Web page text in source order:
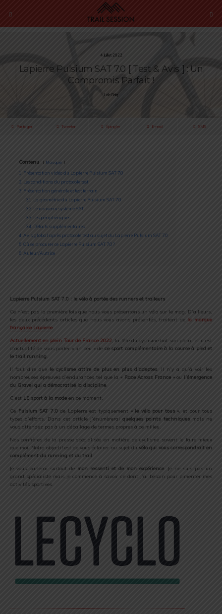
4 Juillet 2022
Lapierre Pulsium SAT 7.0 [ Test & Avis ] : Un
Compromis Parfait !
Loïc Roig
Partager Tweeter Épingler E-mail SMS
Contenu Masquer
1
Présentation vidéo du Lapierre Pulsium SAT 7.0
2 Les conditions du protocole test
3 Présentation générale et test terrain
3.1
La géométrie du Lapierre Pulsium SAT 7.0
3.2 Le nouveau système SAT
3.3 Les périphériques
3.4 Détails supplémentaires
4 Avis global après protocole test au sujet du Lapierre Pulsium SAT 7.0
5 Où se procurer ce Lapierre Pulsium SAT 7.0 ?
6 Auteur/Autrice
Lapierre Pulsium SAT 7.0 : le vélo à portée des runners et traileurs
Ce n’est pas la première fois que nous vous présentons un vélo sur le mag. D’ailleurs,
les deux précédents articles que nous vous avons présentés, traitent de la marque
française Lapierre.
Actuellement en plein Tour de France 2022, la fête du cyclisme bat son plein, et il est
d’actualité de vous parler « un peu » de ce sport complémentaire à la course à pied et
le trail running.
Il faut dire que le cyclisme attire de plus en plus d’adeptes. Il n’y a qu’à voir les
nombreuses épreuves d’endurances tel que la « Race Across France »ou l’émergence
du Gravel qui a démocratisé la discipline.
C’est LE sport à la mode en ce moment.
Ce Pulsium SAT 7.0 de Lapierre est typiquement « le vélo pour tous », et pour tous
types d’efforts. Dans cet article j’énumèreraiquelques points techniquesmais ne
vous attendez pas à un déballage de termes propres à ce milieu.
Nos confrères de la presse spécialisée en matière de cyclisme savent le faire mieux
que moi. Notre objectif est de vous éclairer au sujet duvélo qui vous correspondrait en
complément du running et du trail
Je vous parlerai surtout de mon ressenti et de mon expérience . Je ne suis pas un
grand spécialiste mais je commence à savoir ce dont j’ai besoin pour pimenter mes
activités sportives.